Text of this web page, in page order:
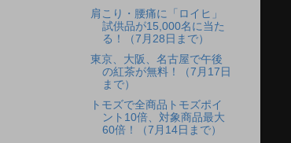
肩こり・腰痛に「ロイヒ」
試供品が15,000名に当た
る！（7月28日まで）
東京、大阪、名古屋で午後
の紅茶が無料！（7月17日
まで）
トモズで全商品トモズポイ
ント10倍、対象商品最大
60倍！（7月14日まで）